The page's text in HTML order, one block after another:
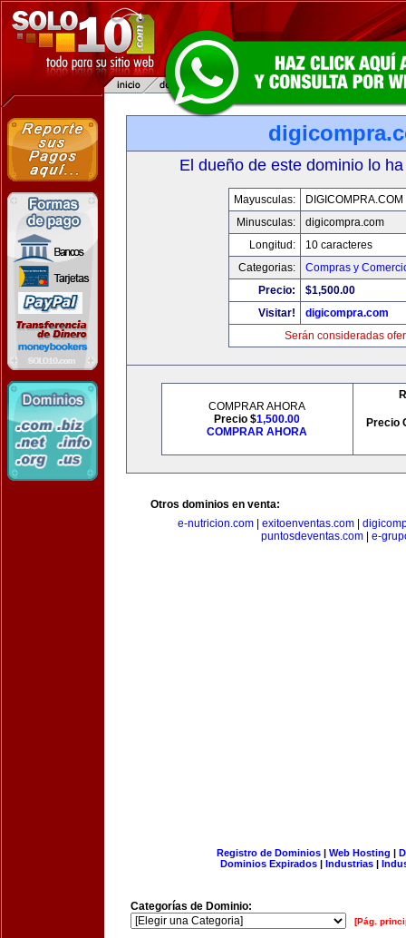
El dueño de este dominio lo
Mayusculas:
DIGICOMPRA.COM
Minusculas:
digicompra.com
Longitud:
10 caracteres
Categorias:
Compras y
Precio:
$1,500.00
Visitar!
digicompra.com
Serán consideradas
COMPRAR AHORA
Precio $1,500.00
COMPRAR AHORA
Precio
Otros dominios en venta:
e-nutricion.com
exitoenventas.com
puntosdeventas.com| e-
Registro de Dominios| Web Hosting |
Dominios Expirados | Industrias |
Categorías de Dominio:
[Pág.